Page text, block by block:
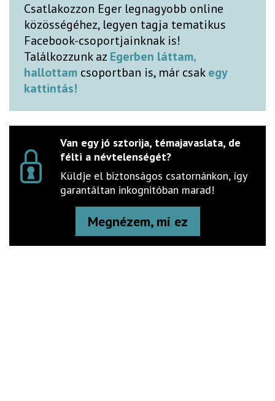
Csatlakozzon Eger legnagyobb online
közösségéhez, legyen tagja tematikus
Facebook-csoportjainknak is!
Találkozzunk az Egerben láttam,
hallottam csoportban is, már csakegy
kattintás!
Van egy jó sztorija, témajavaslata, de
félti a névtelenségét?
Küldje el biztonságos csatornánkon, így
garantáltan inkognitóban marad!
Megnézem, mi ez